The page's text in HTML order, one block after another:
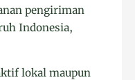
pengiriman
Indonesia,
lokal maupun